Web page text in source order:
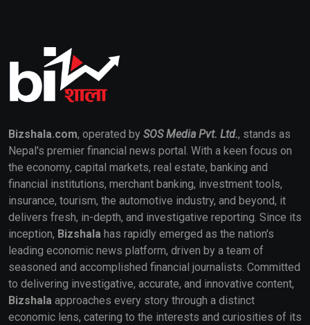
Bizshala.com, operated by SOS Media Pvt. Ltd., stands as
Nepal's premier financial news portal. With a keen focus on
the economy, capital markets, real estate, banking and
financial institutions, merchant banking, investment tools,
insurance, tourism, the automotive industry, and beyond, it
delivers fresh, in-depth, and investigative reporting. Since its
inception, Bizshala has rapidly emerged as the nation's
leading economic news platform, driven by a team of
seasoned and accomplished financial journalists. Committed
to delivering investigative, accurate, and innovative content,
Bizshala approaches every story through a distinct
economic lens, catering to the interests and curiosities of its